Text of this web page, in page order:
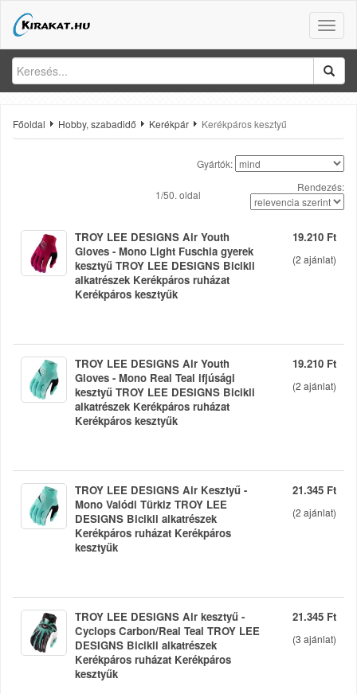
Toggle
Főoldal Hobby, szabadidő Kerékpár Kerékpáros kesztyű
Gyártók:
1/50. oldal
Rendezés:
19.210 Ft
(2 ajánlat)
TROY LEE DESIGNS Air Youth
Gloves - Mono Light Fuschia gyerek
kesztyű TROY LEE DESIGNS Bicikli
alkatrészek Kerékpáros ruházat
Kerékpáros kesztyűk
19.210 Ft
(2 ajánlat)
TROY LEE DESIGNS Air Youth
Gloves - Mono Real Teal ifjúsági
kesztyű TROY LEE DESIGNS Bicikli
alkatrészek Kerékpáros ruházat
Kerékpáros kesztyűk
21.345 Ft
(2 ajánlat)
TROY LEE DESIGNS Air Kesztyű -
Mono Valódi Türkiz TROY LEE
DESIGNS Bicikli alkatrészek
Kerékpáros ruházat Kerékpáros
kesztyűk
21.345 Ft
(3 ajánlat)
TROY LEE DESIGNS Air kesztyű -
Cyclops Carbon/Real Teal TROY LEE
DESIGNS Bicikli alkatrészek
Kerékpáros ruházat Kerékpáros
kesztyűk